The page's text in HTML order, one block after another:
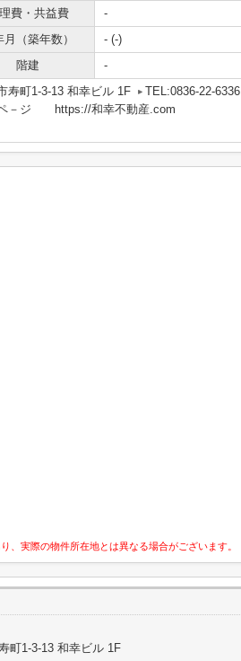
費・共益費
-
月（築年数）
- (-)
階建 -
寿町1-3-13 和幸ビル 1F
TEL:0836-22-6336
ペ－ジ https://和幸不動産.com
実際の物件所在地とは異なる場合がございます。
町1-3-13 和幸ビル 1F